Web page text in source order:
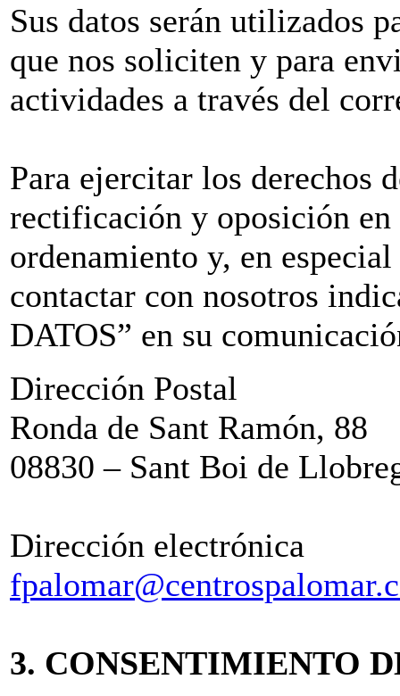
Sus datos serán utilizados
que nos soliciten y para
actividades a través del
Para ejercitar los derechos
rectificación y oposición
ordenamiento y, en
contactar con nosotros
DATOS” en su
Dirección Postal
Ronda de Sant Ramón, 88
08830 – Sant Boi de
Dirección electrónica
3. CONSENTIMIENTO